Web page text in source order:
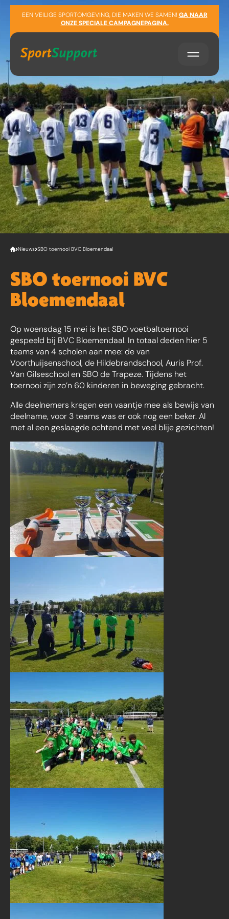
Sla navigatie over
EEN VEILIGE SPORTOMGEVING, DIE MAKEN WE SAMEN! GA NAAR
ONZE SPECIALE CAMPAGNEPAGINA.
Nieuws SBO toernooi BVC Bloemendaal
SBO toernooi BVC
Bloemendaal
Op woensdag 15 mei is het SBO voetbaltoernooi
gespeeld bij BVC Bloemendaal. In totaal deden hier 5
teams van 4 scholen aan mee: de van
Voorthuijsenschool, de Hildebrandschool, Auris Prof.
Van Gilseschool en SBO de Trapeze. Tijdens het
toernooi zijn zo’n 60 kinderen in beweging gebracht.
Alle deelnemers kregen een vaantje mee als bewijs van
deelname, voor 3 teams was er ook nog een beker. Al
met al een geslaagde ochtend met veel blije gezichten!